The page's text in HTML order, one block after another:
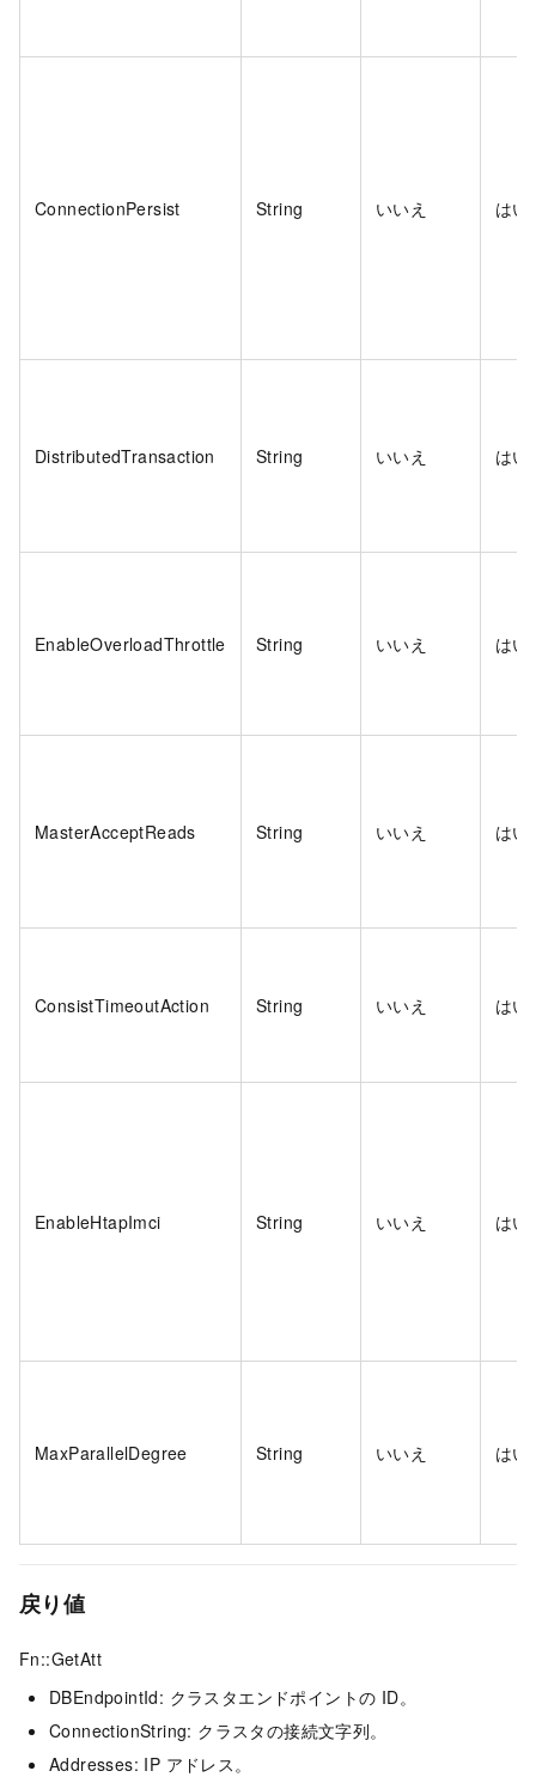
ConnectionPersist String いいえ はい
DistributedTransaction String いいえ はい
EnableOverloadThrottle String いいえ はい
MasterAcceptReads String いいえ はい
ConsistTimeoutAction String いいえ はい
EnableHtapImci String いいえ はい
MaxParallelDegree String いいえ はい
戻り値
Fn::GetAtt
DBEndpointId: クラスタエンドポイントの ID。
ConnectionString: クラスタの接続文字列。
Addresses: IP アドレス。